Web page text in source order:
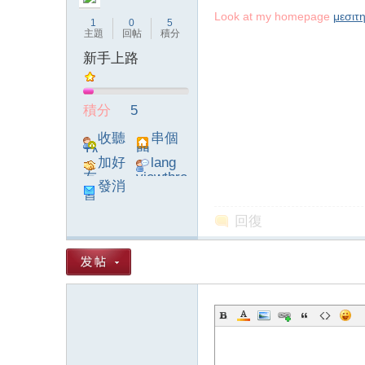
1
主題
0
回帖
5
積分
新手上路
積分
5
收聽
TA
串個
門
加好
友
lang
viewthre
發消
息
Look at my homepage
回復